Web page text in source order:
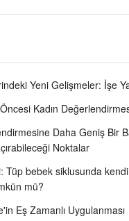
Yeni Gelişmeler: İşe
Kadın
Daha Geniş Bir
Noktalar
Tüp bebek siklusunda kendi
mü?
Eş Zamanlı Uygulanması